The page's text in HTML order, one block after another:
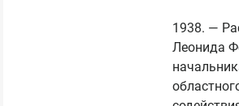
1938. —
Леонида